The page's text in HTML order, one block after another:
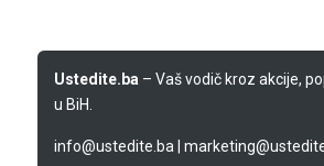
Ustedite.ba – Vaš vodič kroz akcije,
u BiH.
info@ustedite.ba